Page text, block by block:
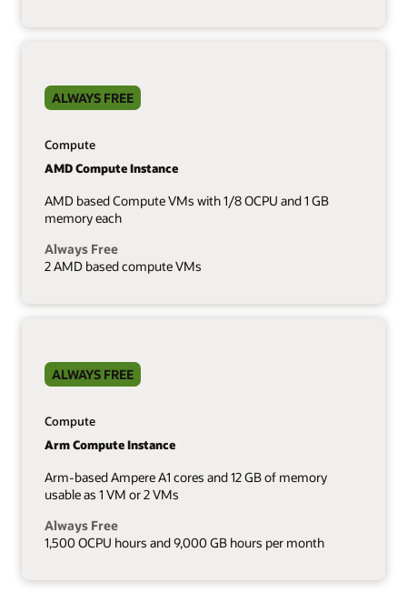
ALWAYS FREE
Compute
AMD Compute Instance
AMD based Compute VMs with 1/8 OCPU and 1 GB
memory each
Always Free
2 AMD based compute VMs
ALWAYS FREE
Compute
Arm Compute Instance
Arm-based Ampere A1 cores and 12 GB of memory
usable as 1 VM or 2 VMs
Always Free
1,500 OCPU hours and 9,000 GB hours per month